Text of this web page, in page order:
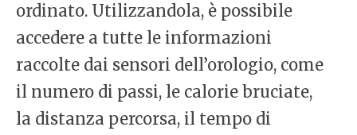
ordinato. Utilizzandola, è possibile
accedere a tutte le informazioni
raccolte dai sensori dell’orologio, come
il numero di passi, le calorie bruciate,
la distanza percorsa, il tempo di